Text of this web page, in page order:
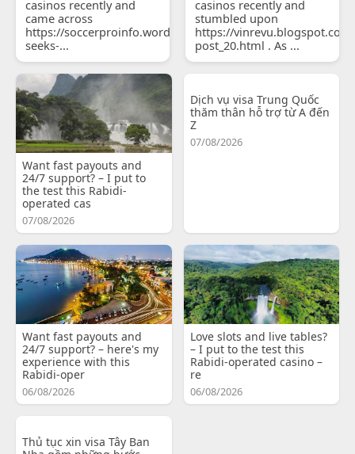
casinos recently and
came across
https://soccerproinfo.wordpress.com/2026/07/11/courtois-
seeks-...
casinos recently and
stumbled upon
https://
post_20.html . As ...
Want fast payouts and
24/7 support? – I put to
the test this Rabidi-
operated cas
07/08/2026
Dịch vụ visa Trung Quốc
thăm thân hỗ trợ từ A đến
Z
07/08/2026
Want fast payouts and
24/7 support? – here's my
experience with this
Rabidi-oper
06/08/2026
Love slots and live tables?
– I put to the test this
Rabidi-operated casino –
re
06/08/2026
Thủ tục xin visa Tây Ban